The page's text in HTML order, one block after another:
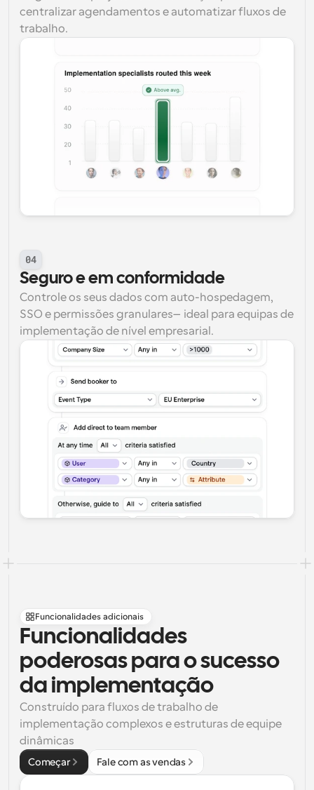
centralizar agendamentos e automatizar fluxos de
trabalho.
04
Seguro e em conformidade
Controle os seus dados com auto-hospedagem,
SSO e permissões granulares—ideal para equipas de
implementação de nível empresarial.
Funcionalidades adicionais
Funcionalidades
poderosas para o sucesso
da implementação
Construído para fluxos de trabalho de
implementação complexos e estruturas de equipe
dinâmicas
Começar Fale com as vendas